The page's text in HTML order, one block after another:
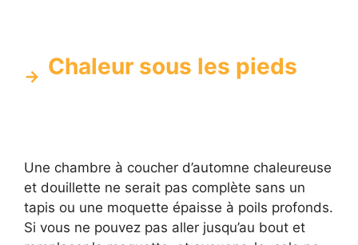
Chaleur sous les pieds
Une chambre à coucher d’automne chaleureuse
et douillette ne serait pas complète sans un
tapis ou une moquette épaisse à poils profonds.
Si vous ne pouvez pas aller jusqu’au bout et